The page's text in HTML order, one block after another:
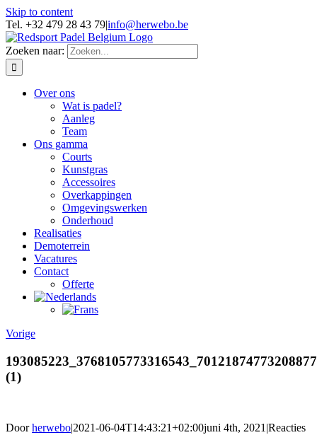
Skip to content
Tel. +32 479 28 43 79|info@herwebo.be
Zoeken naar:
Over ons
Wat is padel?
Aanleg
Team
Ons gamma
Courts
Kunstgras
Accessoires
Overkappingen
Omgevingswerken
Onderhoud
Realisaties
Demoterrein
Vacatures
Contact
Offerte
Vorige
(1)
Doorherwebo|2021-06-04T14:43:21+02:00juni 4th, 2021|Reacties